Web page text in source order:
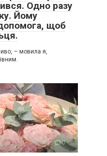
Одно разу
Йому
щоб
– мовила я,
0